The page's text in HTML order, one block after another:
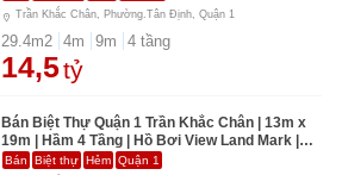
Trần Khắc Chân, Phường.Tân Định, Quận 1
29.4m2 4m 9m 4 tầng
14,5tỷ
Bán Biệt Thự Quận 1 Trần Khắc Chân | 13m x
19m | Hầm 4 Tầng | Hồ Bơi View Land Mark |
115 Tỷ
Bán Biệt thự Hẻm Quận 1